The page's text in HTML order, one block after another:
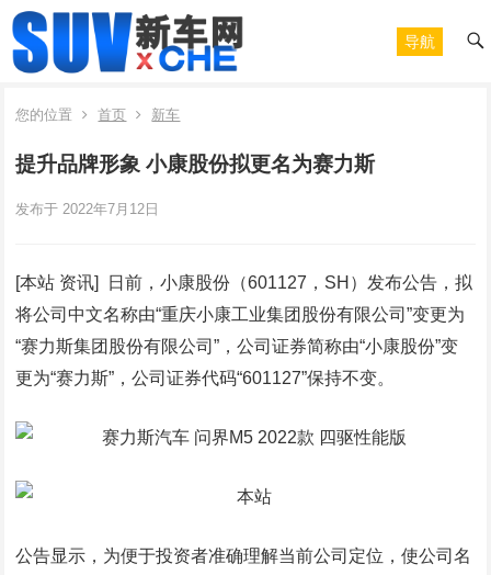
导航
您的位置 首页 新车
提升品牌形象 小康股份拟更名为赛力斯
发布于 2022年7月12日
[本站 资讯] 日前，小康股份（601127，SH）发布公告，拟
将公司中文名称由“重庆小康工业集团股份有限公司”变更为
“赛力斯集团股份有限公司”，公司证券简称由“小康股份”变
更为“赛力斯”，公司证券代码“601127”保持不变。
公告显示，为便于投资者准确理解当前公司定位，使公司名